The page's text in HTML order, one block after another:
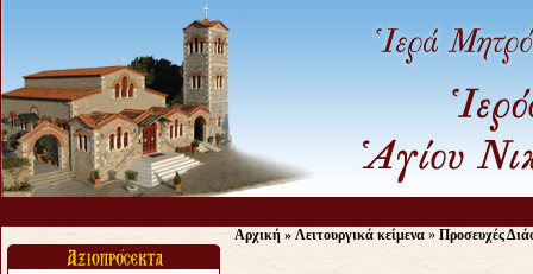
Αρχική » Λειτουργικά κείμενα » Προσευχές